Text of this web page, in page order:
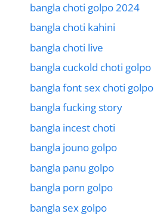
bangla choti golpo 2024
bangla choti kahini
bangla choti live
bangla cuckold choti golpo
bangla font sex choti golpo
bangla fucking story
bangla incest choti
bangla jouno golpo
bangla panu golpo
bangla porn golpo
bangla sex golpo